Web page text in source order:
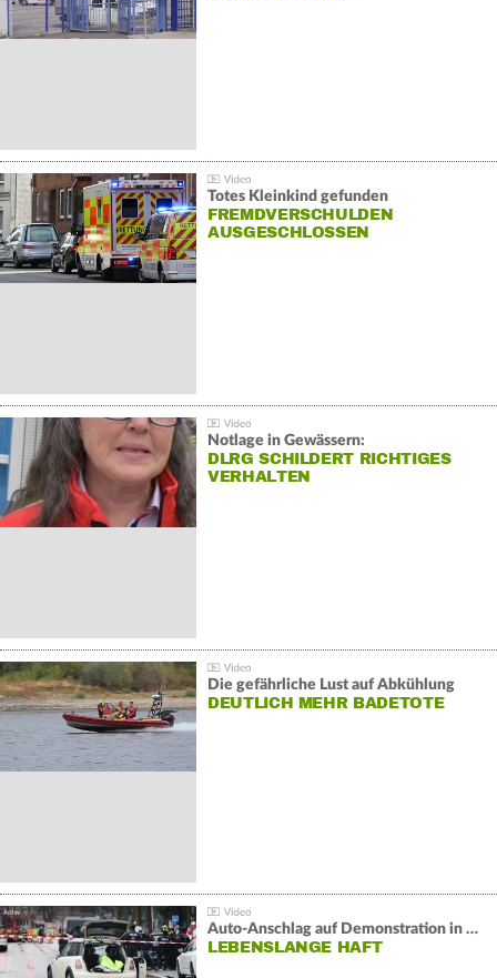
Totes Kleinkind gefunden
FREMDVERSCHULDEN
AUSGESCHLOSSEN
Notlage in Gewässern:
DLRG SCHILDERT RICHTIGES
VERHALTEN
Die gefährliche Lust auf Abkühlung
DEUTLICH MEHR BADETOTE
Auto-Anschlag auf Demonstration in München:
LEBENSLANGE HAFT